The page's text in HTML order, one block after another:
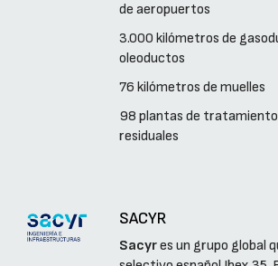
de aeropuertos
3.000 kilómetros de
oleoductos
76 kilómetros de muelles
98 plantas de tratamiento
residuales
SACYR
Sacyres un grupo global